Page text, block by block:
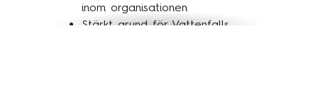
inom organisationen
Stärkt grund för Vattenfalls